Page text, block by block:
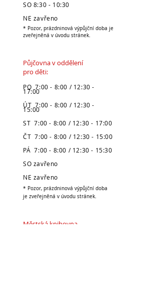
SO 8:30 - 10:30
NE zavřeno
* Pozor, prázdninová výpůjční doba je
zveřejněná v úvodu stránek.
Půjčovna v oddělení
pro děti:
PO 7:00 - 8:00 / 12:30 -
17:00
ÚT 7:00 - 8:00 / 12:30 -
15:00
ST 7:00 - 8:00 / 12:30 - 17:00
ČT 7:00 - 8:00 / 12:30 - 15:00
PÁ 7:00 - 8:00 / 12:30 - 15:30
SO zavřeno
NE zavřeno
* Pozor, prázdninová výpůjční doba
je zveřejněná v úvodu stránek.
Městská knihovna